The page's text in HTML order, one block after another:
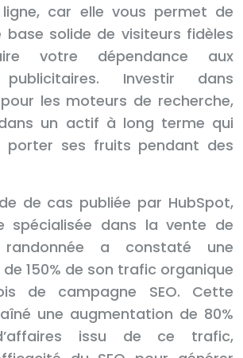
car elle vous permet de
base solide de visiteurs fidèles
votre dépendance aux
publicitaires. Investir dans
les moteurs de recherche,
un actif à long terme qui
porter ses fruits pendant des
de cas publiée par HubSpot,
spécialisée dans la vente de
a constaté une
150% de son trafic organique
de campagne SEO. Cette
une augmentation de 80%
issu de ce trafic,